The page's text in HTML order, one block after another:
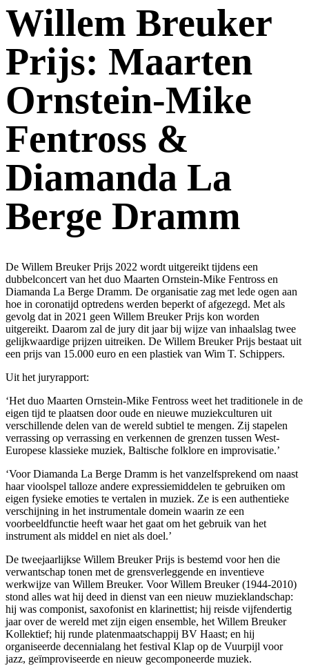
Willem Breuker
Prijs: Maarten
Ornstein-Mike
Fentross &
Diamanda La
Berge Dramm
De Willem Breuker Prijs 2022 wordt uitgereikt tijdens een
dubbelconcert van het duo Maarten Ornstein-Mike Fentross en
Diamanda La Berge Dramm. De organisatie zag met lede ogen aan
hoe in coronatijd optredens werden beperkt of afgezegd. Met als
gevolg dat in 2021 geen Willem Breuker Prijs kon worden
uitgereikt. Daarom zal de jury dit jaar bij wijze van inhaalslag twee
gelijkwaardige prijzen uitreiken. De Willem Breuker Prijs bestaat uit
een prijs van 15.000 euro en een plastiek van Wim T. Schippers.
Uit het juryrapport:
‘Het duo Maarten Ornstein-Mike Fentross weet het traditionele in de
eigen tijd te plaatsen door oude en nieuwe muziekculturen uit
verschillende delen van de wereld subtiel te mengen. Zij stapelen
verrassing op verrassing en verkennen de grenzen tussen West-
Europese klassieke muziek, Baltische folklore en improvisatie.’
‘Voor Diamanda La Berge Dramm is het vanzelfsprekend om naast
haar vioolspel talloze andere expressiemiddelen te gebruiken om
eigen fysieke emoties te vertalen in muziek. Ze is een authentieke
verschijning in het instrumentale domein waarin ze een
voorbeeldfunctie heeft waar het gaat om het gebruik van het
instrument als middel en niet als doel.’
De tweejaarlijkse Willem Breuker Prijs is bestemd voor hen die
verwantschap tonen met de grensverleggende en inventieve
werkwijze van Willem Breuker. Voor Willem Breuker (1944-2010)
stond alles wat hij deed in dienst van een nieuw muzieklandschap:
hij was componist, saxofonist en klarinettist; hij reisde vijfendertig
jaar over de wereld met zijn eigen ensemble, het Willem Breuker
Kollektief; hij runde platenmaatschappij BV Haast; en hij
organiseerde decennialang het festival Klap op de Vuurpijl voor
jazz, geïmproviseerde en nieuw gecomponeerde muziek.